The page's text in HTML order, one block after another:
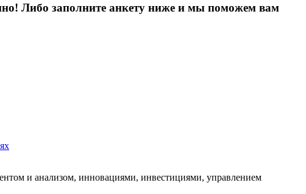
Либо заполните анкету ниже и мы поможем вам
и анализом, инновациями, инвестициями, управлением